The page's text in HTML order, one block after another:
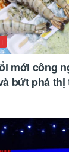
mới công
bứt phá